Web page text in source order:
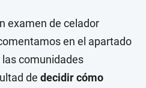
examen de celador
en el apartado
las comunidades
de decidir cómo